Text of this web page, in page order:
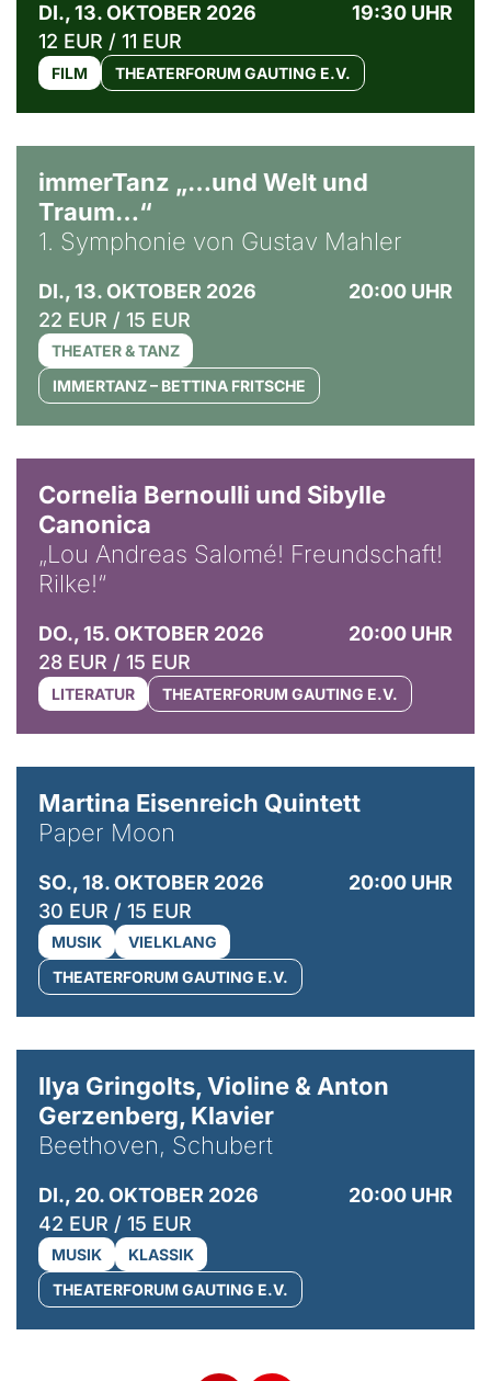
DI., 13. OKTOBER 2026
19:30 UHR
12 EUR / 11 EUR
FILM THEATERFORUM GAUTING E.V.
immerTanz „…und Welt und
Traum…“
1. Symphonie von Gustav Mahler
DI., 13. OKTOBER 2026
20:00 UHR
22 EUR / 15 EUR
THEATER & TANZ
IMMERTANZ – BETTINA FRITSCHE
Cornelia Bernoulli und Sibylle
Canonica
„Lou Andreas Salomé! Freundschaft!
Rilke!“
DO., 15. OKTOBER 2026
20:00 UHR
28 EUR / 15 EUR
LITERATUR THEATERFORUM GAUTING E.V.
Martina Eisenreich Quintett
Paper Moon
SO., 18. OKTOBER 2026
20:00 UHR
30 EUR / 15 EUR
MUSIK
VIELKLANG
THEATERFORUM GAUTING E.V.
Ilya Gringolts, Violine & Anton
Gerzenberg, Klavier
Beethoven, Schubert
DI., 20. OKTOBER 2026
20:00 UHR
42 EUR / 15 EUR
MUSIK
KLASSIK
THEATERFORUM GAUTING E.V.